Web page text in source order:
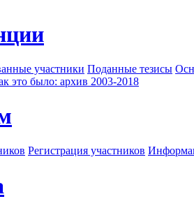
участники Поданные тезисы
это было: архив 2003-2018
Регистрация участников